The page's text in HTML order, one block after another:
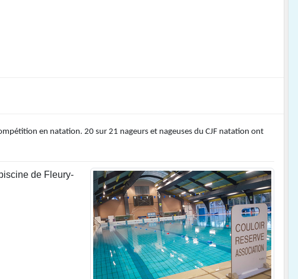
en natation. 20 sur 21 nageurs et nageuses du CJF natation ont
de Fleury-